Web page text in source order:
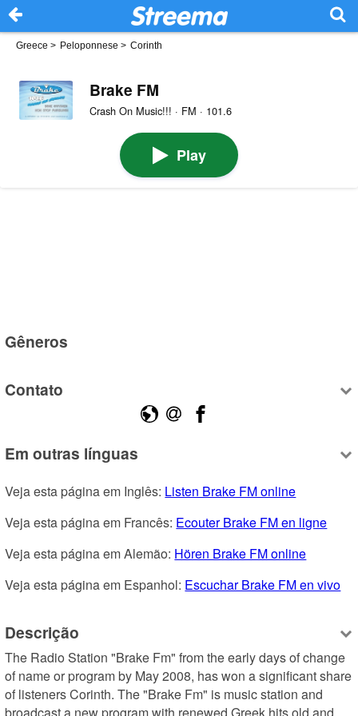
Greece > Peloponnese > Corinth
Brake FM
Crash On Music!!! · FM · 101.6
Play
Gêneros
Contato
Em outras línguas
Veja esta página em Inglês: Listen Brake FM online
Veja esta página em Francês: Ecouter Brake FM en ligne
Veja esta página em Alemão: Hören Brake FM online
Veja esta página em Espanhol: Escuchar Brake FM en vivo
Descrição
The Radio Station "Brake Fm" from the early days of change
of name or program by May 2008, has won a significant share
of listeners Corinth. The "Brake Fm" is music station and